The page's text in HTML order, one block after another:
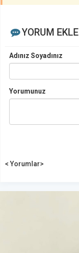
YORUM EKLE
Adınız Soyadınız
Yorumunuz
< Yorumlar>